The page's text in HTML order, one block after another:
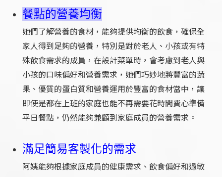
餐點的營養均衡
她們了解營養的食材，能夠提供均衡的飲食，確保全
家人得到足夠的營養，特別是對於老人、小孩或有特
殊飲食需求的成員，在設計菜單時，會考慮到老人與
小孩的口味偏好和營養需求，她們巧妙地將豐富的蔬
果、優質的蛋白質和營養運用於豐富的食材當中，讓
即使是都在上班的家庭也能不再需要花時間費心準備
平日餐點，仍然能夠兼顧到家庭成員的營養需求。
滿足簡易客製化的需求
阿姨能夠根據家庭成員的健康需求、飲食偏好和過敏